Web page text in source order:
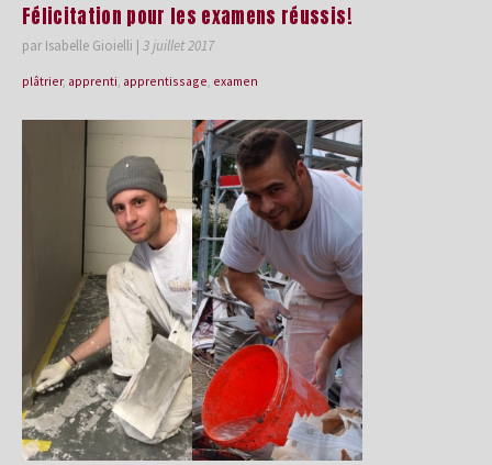
Félicitation pour les examens réussis!
par Isabelle Gioielli | 3 juillet 2017
plâtrier, apprenti, apprentissage, examen